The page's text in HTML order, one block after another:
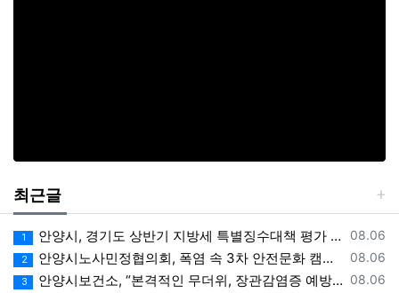
최근글
등록일
08.06
1 안양시, 경기도 상반기 지방세 특별징수대책 평가 ‘우수상’
등록일
08.06
2 안양시노사민정협의회, 폭염 속 3차 안전문화 캠페인 전개
등록일
08.06
3 안양시보건소, “본격적인 무더위, 장관감염증 예방에 각별한 주의 필요”